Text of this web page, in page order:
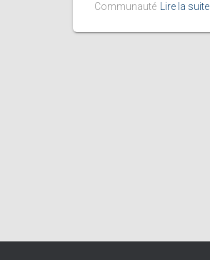
Communauté
Lire la suite